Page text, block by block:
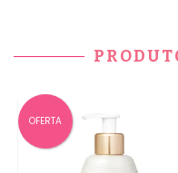
OFERTA